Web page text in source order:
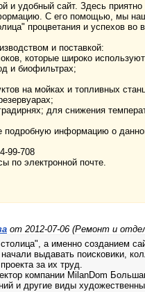
и удобный сайт. Здесь
С его помощью, мы
процветания и успехов во
и поставкой:
которые широко
и биофильтрах;
на мойках и топливных
для снижения
подробную информацию о
99-708
по электронной почте.
от 2012-07-06 (Ремонт и
а именно созданием
выдавать поисковики,
за их труд.
компании MilanDom
и другие виды